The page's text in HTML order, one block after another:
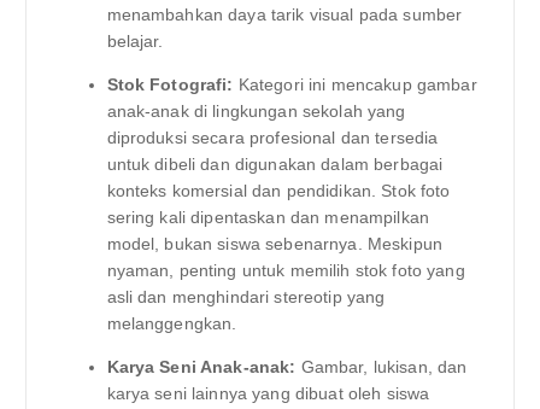
menambahkan daya tarik visual pada sumber
belajar.
Stok Fotografi: Kategori ini mencakup gambar
anak-anak di lingkungan sekolah yang
diproduksi secara profesional dan tersedia
untuk dibeli dan digunakan dalam berbagai
konteks komersial dan pendidikan. Stok foto
sering kali dipentaskan dan menampilkan
model, bukan siswa sebenarnya. Meskipun
nyaman, penting untuk memilih stok foto yang
asli dan menghindari stereotip yang
melanggengkan.
Karya Seni Anak-anak: Gambar, lukisan, dan
karya seni lainnya yang dibuat oleh siswa